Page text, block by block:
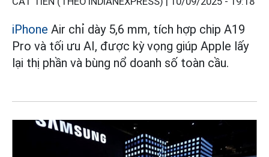
iPhone Air chỉ dày 5,6 mm, tích hợp chip A19
Pro và tối ưu AI, được kỳ vọng giúp Apple lấy
lại thị phần và bùng nổ doanh số toàn cầu.